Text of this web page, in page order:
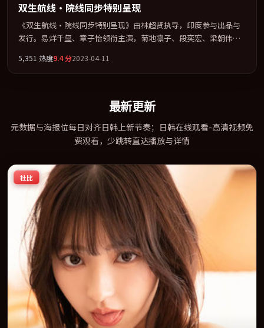
双生航线·院线同步特别呈现
《双生航线·院线同步特别呈现》由林超贤执导，印度参与出品与
发行。易烊千玺、章子怡领衔主演，菊地凛子、段奕宏、梁朝伟联
类型为骨架，在叙事、表演与视听上力求统一。定于 2023-06-09 在
内地院线及主流平台同步亮相，2023 年度话题片中口碑稳健，适合
5,351 热度9.4分2023-04-11
最新更新
元数据与海报位每日对齐日韩上新节奏；日韩在线观看-高清视频免
费观看，少跳转直达播放与详情
杜比